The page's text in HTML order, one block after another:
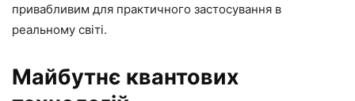
привабливим для практичного застосування в
реальному світі.
Майбутнє квантових